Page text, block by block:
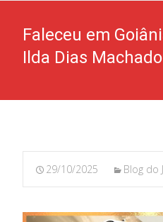
Faleceu em
Ilda Dias
29/10/2025 Blog do